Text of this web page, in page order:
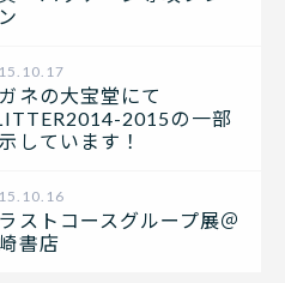
ネの大宝堂にて
2015の一部
しています！
ストコースグループ展＠
書店